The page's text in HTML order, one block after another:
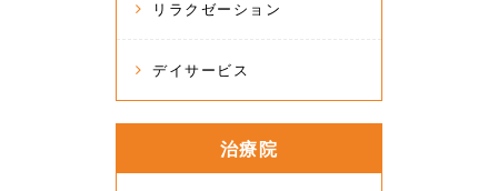
リラクゼーション
デイサービス
治療院